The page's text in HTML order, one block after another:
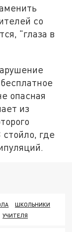
со
"глаза в
опасная
из
где
ШКОЛЬНИКИ
УЧИТЕЛЯ